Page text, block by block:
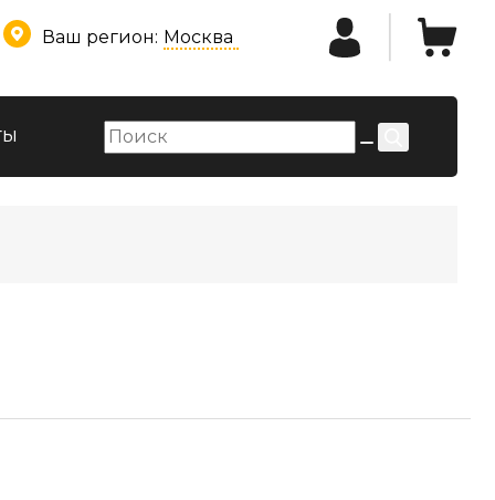
Ваш регион: Москва